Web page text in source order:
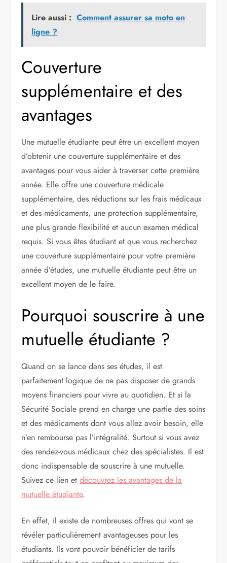
Lire aussi : Comment assurer sa moto en
ligne ?
Couverture
supplémentaire et des
avantages
Une mutuelle étudiante peut être un excellent moyen
d’obtenir une couverture supplémentaire et des
avantages pour vous aider à traverser cette première
année. Elle offre une couverture médicale
supplémentaire, des réductions sur les frais médicaux
et des médicaments, une protection supplémentaire,
une plus grande flexibilité et aucun examen médical
requis. Si vous êtes étudiant et que vous recherchez
une couverture supplémentaire pour votre première
année d’études, une mutuelle étudiante peut être un
excellent moyen de le faire.
Pourquoi souscrire à une
mutuelle étudiante ?
Quand on se lance dans ses études, il est
parfaitement logique de ne pas disposer de grands
moyens financiers pour vivre au quotidien. Et si la
Sécurité Sociale prend en charge une partie des soins
et des médicaments dont vous allez avoir besoin, elle
n’en rembourse pas l’intégralité. Surtout si vous avez
des rendez-vous médicaux chez des spécialistes. Il est
donc indispensable de souscrire à une mutuelle.
Suivez ce lien etdécouvrez les avantages de la
mutuelle étudiante.
En effet, il existe de nombreuses offres qui vont se
révéler particulièrement avantageuses pour les
étudiants. Ils vont pouvoir bénéficier de tarifs